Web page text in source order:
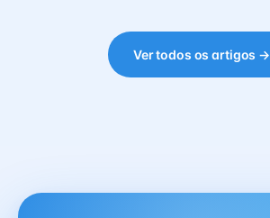
Ver todos os artigos →